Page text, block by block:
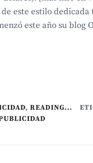
este estilo
este año su blog
,READING...